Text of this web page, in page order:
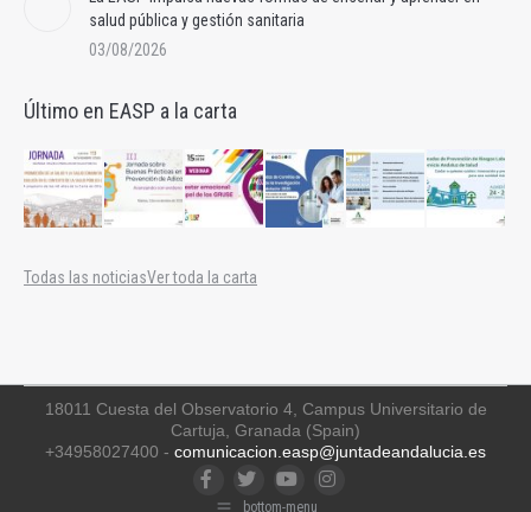
salud pública y gestión sanitaria
03/08/2026
Último en EASP a la carta
Todas las noticiasVer toda la carta
18011 Cuesta del Observatorio 4, Campus Universitario de
Cartuja, Granada (Spain)
+34958027400 - comunicacion.easp@juntadeandalucia.es
FacebookTwitterYouTubeInstagram
bottom-menu